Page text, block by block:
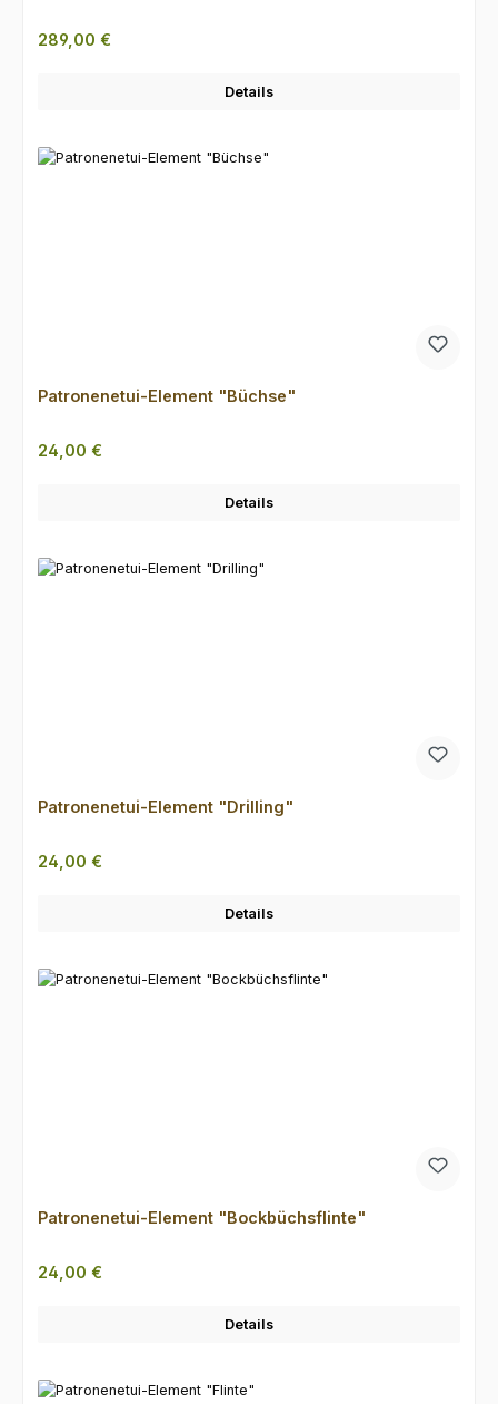
Regulärer Preis:
289,00 €
Details
Patronenetui-Element "Büchse"
Regulärer Preis:
24,00 €
Details
Patronenetui-Element "Drilling"
Regulärer Preis:
24,00 €
Details
Patronenetui-Element "Bockbüchsflinte"
Regulärer Preis:
24,00 €
Details